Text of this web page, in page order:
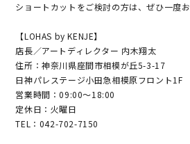
ショートカットをご検討の方は、ぜひ一度お
【LOHAS by KENJE】
店長／アートディレクター 内木翔太
住所：神奈川県座間市相模が丘5-3-17
日神パレステージ小田急相模原フロント1F
営業時間：09:00～18:00
定休日：火曜日
TEL：042-702-7150